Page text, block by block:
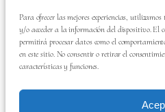
Para ofrecer las mejores experiencias,
y/o acceder a la información del dispositivo. El
permitirá procesar datos como el
en este sitio. No consentir o retirar el
características y funciones.
Tel:659